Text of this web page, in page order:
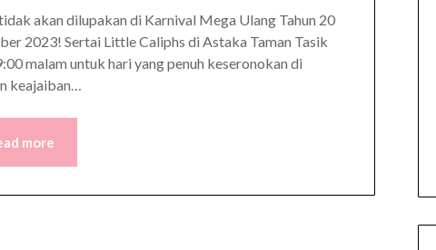
akan dilupakan di Karnival Mega Ulang Tahun 20
2023! Sertai Little Caliphs di Astaka Taman Tasik
malam untuk hari yang penuh keseronokan di
keajaiban…
more